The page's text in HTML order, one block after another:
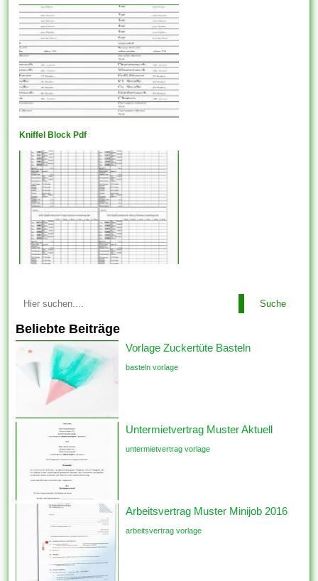
Kniffel Block Pdf
Suche
Beliebte Beiträge
Vorlage Zuckertüte Basteln
basteln vorlage
Untermietvertrag Muster Aktuell
untermietvertrag vorlage
Arbeitsvertrag Muster Minijob 2016
arbeitsvertrag vorlage